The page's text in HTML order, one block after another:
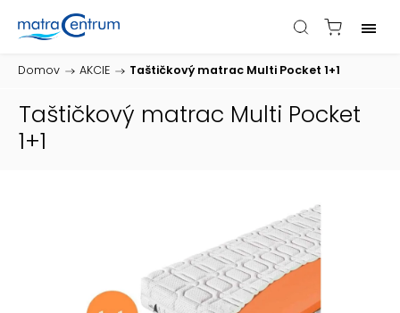
Domov / AKCIE / Taštičkový matrac Multi Pocket 1+1
Taštičkový matrac Multi Pocket
1+1